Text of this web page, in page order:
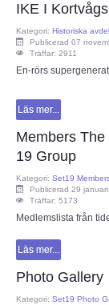
IKE I
Kategori: Historiska
Publicerad 07
Träffar: 2911
En-rörs
Läs mer...
Members
19 Group
Kategori: Set19
Publicerad 29
Träffar: 5173
Medlemslista från
Läs mer...
Photo Gallery
Kategori: Set19 Photo